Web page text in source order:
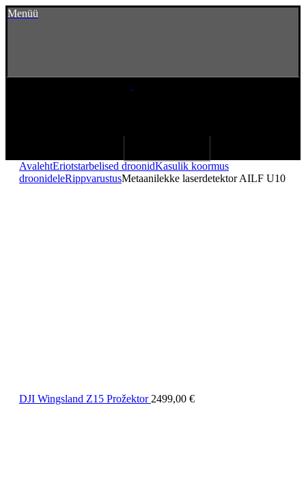
Menüü
AvalehtEriotstarbelised droonidKasulik koormus
droonideleRippvarustusMetaanilekke laserdetektor AILF U10
DJI Wingsland Z15 Prožektor 2499,00 €